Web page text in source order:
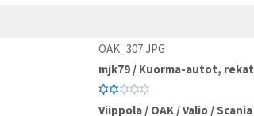
OAK_307.JPG
mjk79 / Kuorma-autot, rekat
Viippola / OAK /Valio /Scania